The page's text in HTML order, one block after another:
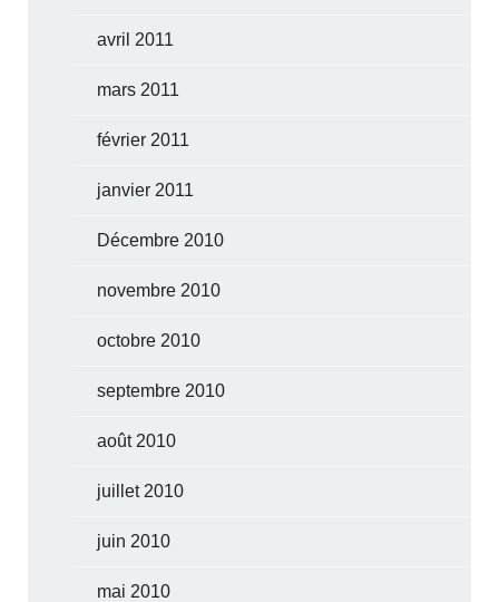
avril 2011
mars 2011
février 2011
janvier 2011
Décembre 2010
novembre 2010
octobre 2010
septembre 2010
août 2010
juillet 2010
juin 2010
mai 2010